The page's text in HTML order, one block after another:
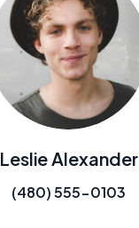
Leslie Alexander
(480) 555-0103